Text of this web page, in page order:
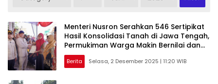
Menteri Nusron Serahkan 546 Sertipikat
Hasil Konsolidasi Tanah di Jawa Tengah,
Permukiman Warga Makin Bernilai dan
Terjamin
Berita Selasa, 2 Desember 2025 | 11:20 WIB